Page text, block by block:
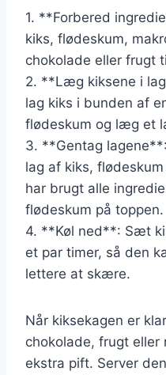
1. **Forbered
kiks, flødeskum,
chokolade eller frugt
2. **Læg kiksene i
lag kiks i bunden af
flødeskum og læg et
3. **Gentag
lag af kiks,
har brugt alle
flødeskum på toppen.
4. **Køl ned**: Sæt
et par timer, så den
lettere at skære.
Når kiksekagen er
chokolade, frugt
ekstra pift. Server